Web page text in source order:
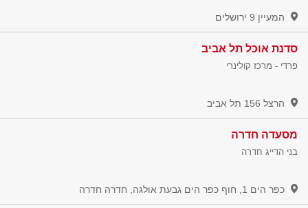
המעיין 9 ירושלים
סדנת אוכל תל אביב
פרדי - מרכז קולינרי
הרצל 156 תל אביב
מסעדה חדרה
בני הדייג חדרה
כפר הים 1, חוף כפר הים גבעת אולגה, חדרה חדרה